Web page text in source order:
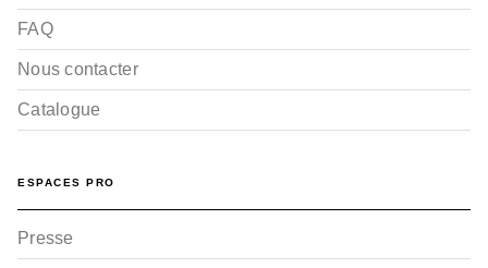
FAQ
Nous contacter
Catalogue
ESPACES PRO
Presse